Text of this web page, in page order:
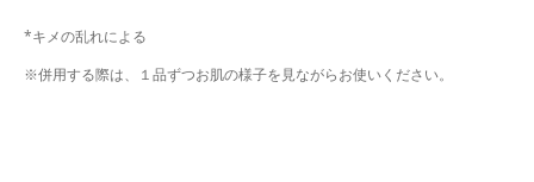
*キメの乱れによる
※併用する際は、１品ずつお肌の様子を見ながらお使いください。